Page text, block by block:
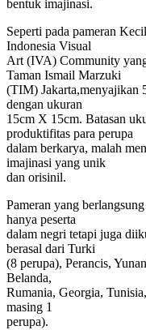
bentuk imajinasi.
Seperti pada pameran
Indonesia Visual
Art (IVA) Community
Taman Ismail Marzuki
(TIM) Jakarta,menyajikan
dengan ukuran
15cm X 15cm. Batasan
produktifitas para perupa
dalam berkarya, malah
imajinasi yang unik
dan orisinil.
Pameran yang
hanya peserta
dalam negri tetapi juga
berasal dari Turki
(8 perupa), Perancis,
Belanda,
Rumania, Georgia,
masing 1
perupa).